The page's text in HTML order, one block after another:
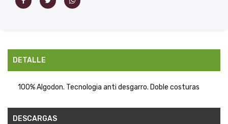
DETALLE
100% Algodon. Tecnologia anti desgarro. Doble costuras
DESCARGAS